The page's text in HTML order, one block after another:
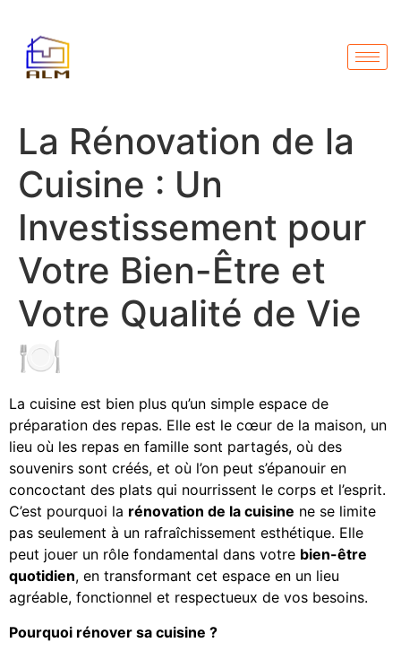
La Rénovation de la
Cuisine : Un
Investissement pour
Votre Bien-Être et
Votre Qualité de Vie
🍽️
La cuisine est bien plus qu’un simple espace de
préparation des repas. Elle est le cœur de la maison, un
lieu où les repas en famille sont partagés, où des
souvenirs sont créés, et où l’on peut s’épanouir en
concoctant des plats qui nourrissent le corps et l’esprit.
C’est pourquoi la rénovation de la cuisine ne se limite
pas seulement à un rafraîchissement esthétique. Elle
peut jouer un rôle fondamental dans votre bien-être
quotidien, en transformant cet espace en un lieu
agréable, fonctionnel et respectueux de vos besoins.
Pourquoi rénover sa cuisine ?